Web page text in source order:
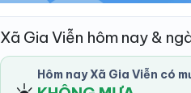
Xã Gia Viễn hôm nay &
Hôm nay Xã Gia Viễn có